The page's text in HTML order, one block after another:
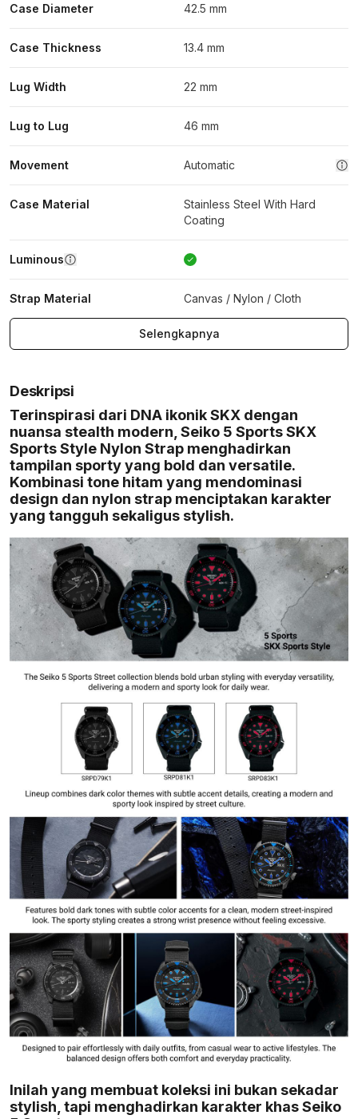
Case Diameter 42.5 mm
Case Thickness 13.4 mm
Lug Width 22 mm
Lug to Lug 46 mm
Movement Automatic
Case Material
Stainless Steel With Hard
Coating
Luminous
Strap Material Canvas / Nylon / Cloth
Selengkapnya
Deskripsi
Terinspirasi dari DNA ikonik SKX dengan
nuansa stealth modern, Seiko 5 Sports SKX
Sports Style Nylon Strap menghadirkan
tampilan sporty yang bold dan versatile.
Kombinasi tone hitam yang mendominasi
design dan nylon strap menciptakan karakter
yang tangguh sekaligus stylish.
Inilah yang membuat koleksi ini bukan sekadar
stylish, tapi menghadirkan karakter khas Seiko